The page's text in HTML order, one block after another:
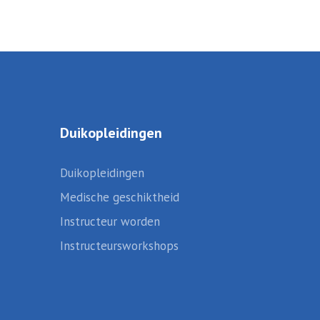
Duikopleidingen
Duikopleidingen
Medische geschiktheid
Instructeur worden
Instructeursworkshops